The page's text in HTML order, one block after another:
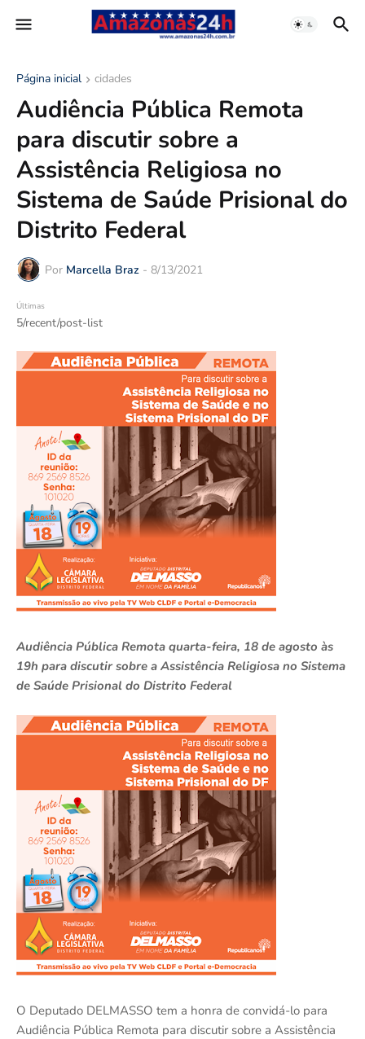
Página inicial cidades
Audiência Pública Remota
para discutir sobre a
Assistência Religiosa no
Sistema de Saúde Prisional do
Distrito Federal
Por Marcella Braz - 8/13/2021
Últimas
5/recent/post-list
Audiência Pública Remota quarta-feira, 18 de agosto às
19h para discutir sobre a Assistência Religiosa no Sistema
de Saúde Prisional do Distrito Federal
O Deputado DELMASSO tem a honra de convidá-lo para
Audiência Pública Remota para discutir sobre a Assistência